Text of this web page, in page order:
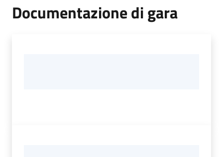
Documentazione di gara